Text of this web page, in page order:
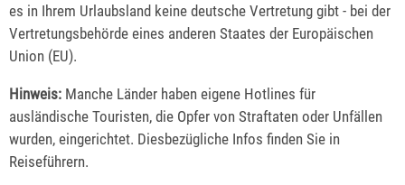
es in Ihrem Urlaubsland keine deutsche Vertretung gibt - bei der
Vertretungsbehörde eines anderen Staates der Europäischen
Union (EU).
Hinweis: Manche Länder haben eigene Hotlines für
ausländische Touristen, die Opfer von Straftaten oder Unfällen
wurden, eingerichtet. Diesbezügliche Infos finden Sie in
Reiseführern.